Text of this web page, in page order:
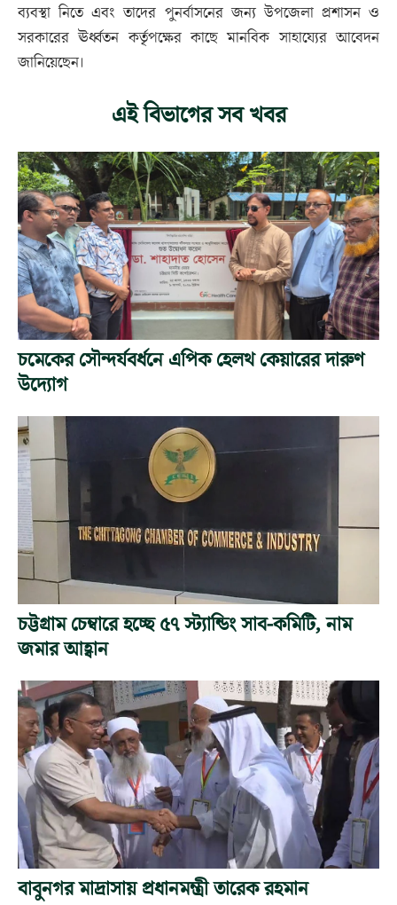
ব্যবস্থা নিতে এবং তাদের পুনর্বাসনের জন্য উপজেলা প্রশাসন ও
সরকারের ঊর্ধ্বতন কর্তৃপক্ষের কাছে মানবিক সাহায্যের আবেদন
জানিয়েছেন।
এই বিভাগের সব খবর
চমেকের সৌন্দর্যবর্ধনে এপিক হেলথ কেয়ারের দারুণ
উদ্যোগ
চট্টগ্রাম চেম্বারে হচ্ছে ৫৭ স্ট্যান্ডিং সাব-কমিটি, নাম
জমার আহ্বান
বাবুনগর মাদ্রাসায় প্রধানমন্ত্রী তারেক রহমান